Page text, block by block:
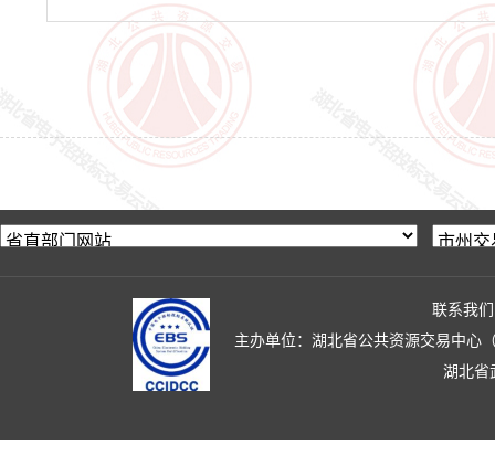
联系我们
主办单位：湖北省公共资源交易中心
湖北省